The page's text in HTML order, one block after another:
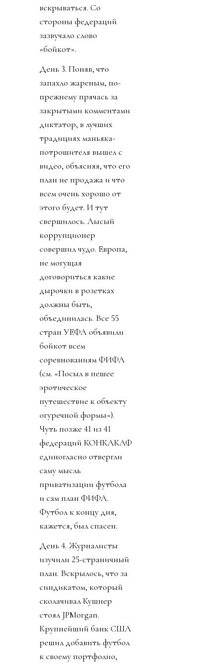
вскрываться. Со
стороны федераций
зазвучало слово
«бойкот».
День 3. Поняв, что
запахло жареным, по-
прежнему прячась за
закрытыми комментами
диктатор, в лучших
традициях маньяка-
потрошителя вышел с
видео, объясняя, что его
план не продажа и что
всем очень хорошо от
этого будет. И тут
свершилось. Лысый
коррупционер
совершил чудо. Европа,
не могущая
договориться какие
дырочки в розетках
должны быть,
объединилась. Все 55
стран УЕФА объявили
бойкот всем
соревнованиям ФИФА
(см. «Посыл в пешее
эротическое
путешествие к объекту
огуречной формы»).
Чуть позже 41 из 41
федераций КОНКАКАФ
единогласно отвергли
саму мысль
приватизации футбола
и сам план ФИФА.
Футбол к концу дня,
кажется, был спасен.
День 4. Журналисты
изучили 25-страничный
план. Вскрылось, что за
синдикатом, который
сколачивал Кушнер
стоял JPMorgan.
Крупнейший банк США
решил добавить футбол
к своему портфолио,